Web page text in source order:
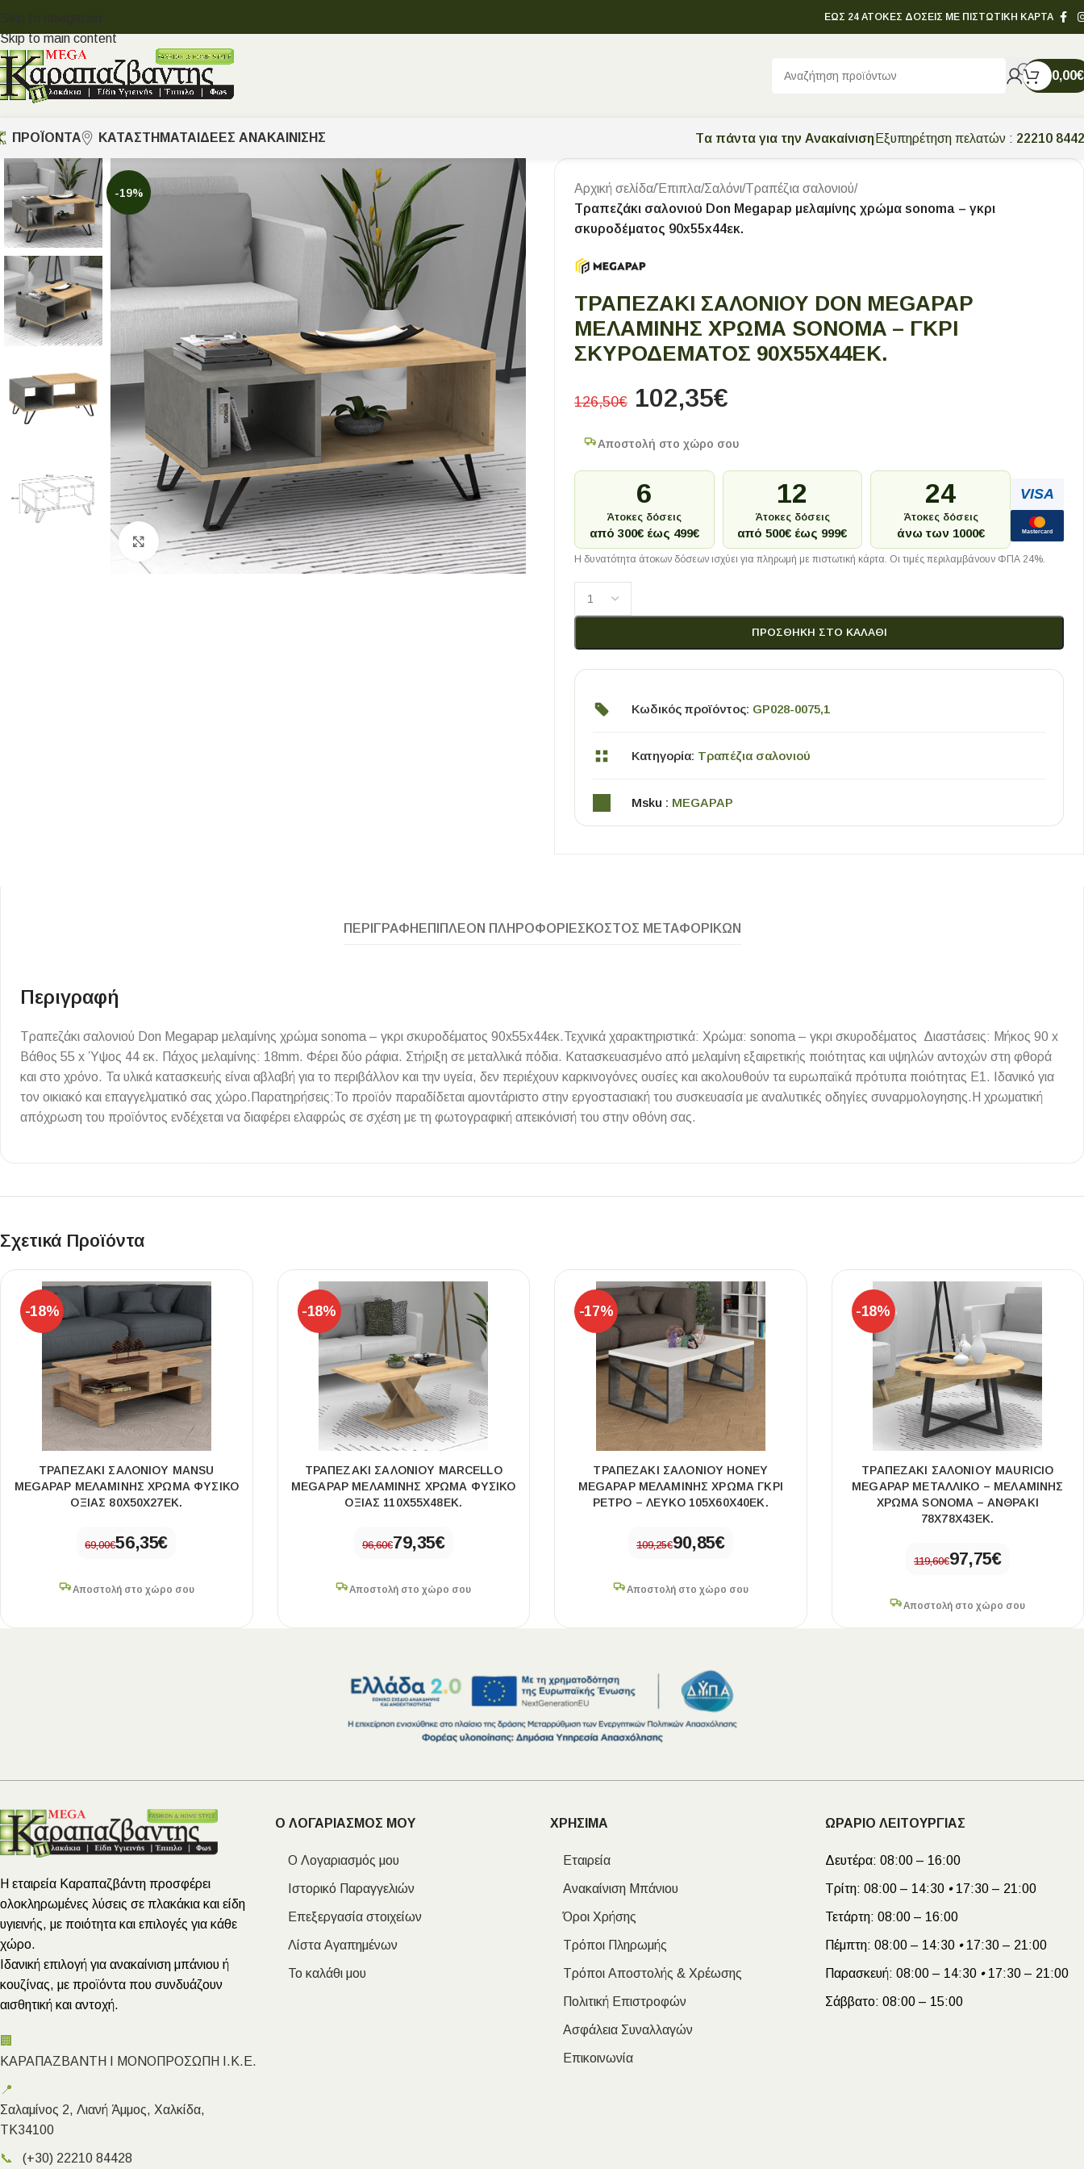
Skip to navigation
Skip to main content
ΕΩΣ 24 ΑΤΟΚΕΣ ΔΟΣΕΙΣ ΜΕ ΠΙΣΤΩΤΙΚΗ ΚΑΡΤΑ
0,00€
ΠΡΟΪΟΝΤΑ
Εξωτερικού Χώρου
Τοίχου - Δαπέδου Μπάνιου
Πισίνας
Επένδυσης Τοίχου
Ψηφίδες
Οδηγός Αγοράς Πλακιδίων
ΠΟΙΟΤΗΤΑ
ΚΑΤΑΣΤΗΜΑΤΑ ΙΔΈΕΣ ΑΝΑΚΑΊΝΙΣΗΣ Tα πάντα για την Ανακαίνιση Εξυπηρέτηση πελατών : 22210
-19%
Κλικ για μεγέθυνση
Αρχική σελίδα/Έπιπλα/Σαλόνι/Τραπέζια σαλονιού/
Τραπεζάκι σαλονιού Don Megapap μελαμίνης χρώμα sonoma – γκρι
σκυροδέματος 90x55x44εκ.
ΤΡΑΠΕΖΆΚΙ ΣΑΛΟΝΙΟΎ DON MEGAPAP
ΜΕΛΑΜΊΝΗΣ ΧΡΏΜΑ SONOMA – ΓΚΡΙ
ΣΚΥΡΟΔΈΜΑΤΟΣ 90X55X44ΕΚ.
126,50€ 102,35€
Αποστολή στο χώρο σου
6
Άτοκες δόσεις
από 300€ έως 499€
12
Άτοκες δόσεις
από 500€ έως 999€
24
Άτοκες δόσεις
άνω των 1000€
VISA
Mastercard
Η δυνατότητα άτοκων δόσεων ισχύει για πληρωμή με πιστωτική κάρτα. Οι τιμές περιλαμβάνουν ΦΠΑ 24%.
ΠΡΟΣΘΉΚΗ ΣΤΟ ΚΑΛΆΘΙ
Κωδικός προϊόντος: GP028-0075,1
Κατηγορία: Τραπέζια σαλονιού
Msku : MEGAPAP
ΠΕΡΙΓΡΑΦΉ ΕΠΙΠΛΈΟΝ ΠΛΗΡΟΦΟΡΊΕΣ ΚΌΣΤΟΣ ΜΕΤΑΦΟΡΙΚΏΝ
Περιγραφή
Τραπεζάκι σαλονιού Don Megapap μελαμίνης χρώμα sonoma – γκρι σκυροδέματος 90x55x44εκ.Τεχνικά χαρακτηριστικά: Χρώμα: sonoma – γκρι σκυροδέματος Διαστάσεις: Μήκος 90 x
Βάθος 55 x Ύψος 44 εκ. Πάχος μελαμίνης: 18mm. Φέρει δύο ράφια. Στήριξη σε μεταλλικά πόδια. Κατασκευασμένο από μελαμίνη εξαιρετικής ποιότητας και υψηλών αντοχών στη φθορά
και στο χρόνο. Τα υλικά κατασκευής είναι αβλαβή για το περιβάλλον και την υγεία, δεν περιέχουν καρκινογόνες ουσίες και ακολουθούν τα ευρωπαϊκά πρότυπα ποιότητας Ε1. Ιδανικό για
τον οικιακό και επαγγελματικό σας χώρο.Παρατηρήσεις:Το προϊόν παραδίδεται αμοντάριστο στην εργοστασιακή του συσκευασία με αναλυτικές οδηγίες συναρμολογησης.Η χρωματική
απόχρωση του προϊόντος ενδέχεται να διαφέρει ελαφρώς σε σχέση με τη φωτογραφική απεικόνισή του στην οθόνη σας.
Σχετικά Προϊόντα
-18%
ΤΡΑΠΕΖΆΚΙ ΣΑΛΟΝΙΟΎ MANSU
MEGAPAP ΜΕΛΑΜΊΝΗΣ ΧΡΏΜΑ ΦΥΣΙΚΌ
ΟΞΙΆΣ 80X50X27ΕΚ.
69,00€56,35€
Αποστολή στο χώρο σου
-18%
ΤΡΑΠΕΖΆΚΙ ΣΑΛΟΝΙΟΎ MARCELLO
MEGAPAP ΜΕΛΑΜΊΝΗΣ ΧΡΏΜΑ ΦΥΣΙΚΌ
ΟΞΙΆΣ 110X55X48ΕΚ.
96,60€79,35€
Αποστολή στο χώρο σου
-17%
ΤΡΑΠΕΖΆΚΙ ΣΑΛΟΝΙΟΎ HONEY
MEGAPAP ΜΕΛΑΜΊΝΗΣ ΧΡΏΜΑ ΓΚΡΙ
ΡΕΤΡΌ – ΛΕΥΚΌ 105X60X40ΕΚ.
109,25€90,85€
Αποστολή στο χώρο σου
-18%
ΤΡΑΠΕΖΆΚΙ ΣΑΛΟΝΙΟΎ MAURICIO
MEGAPAP ΜΕΤΑΛΛΙΚΌ – ΜΕΛΑΜΊΝΗΣ
ΧΡΏΜΑ SONOMA – ΑΝΘΡΑΚΊ
78X78X43ΕΚ.
119,60€97,75€
Αποστολή στο χώρο σου
Η εταιρεία Καραπαζβάντη προσφέρει
ολοκληρωμένες λύσεις σε πλακάκια και είδη
υγιεινής, με ποιότητα και επιλογές για κάθε
χώρο.
Ιδανική επιλογή για ανακαίνιση μπάνιου ή
κουζίνας, με προϊόντα που συνδυάζουν
αισθητική και αντοχή.
🏢
ΚΑΡΑΠΑΖΒΑΝΤΗ Ι ΜΟΝΟΠΡΟΣΩΠΗ Ι.Κ.Ε.
📍
Σαλαμίνος 2, Λιανή Άμμος, Χαλκίδα,
ΤΚ34100
📞 (+30) 22210 84428
Ο ΛΟΓΑΡΙΑΣΜΟΣ ΜΟΥ
Ο Λογαριασμός μου
Ιστορικό Παραγγελιών
Επεξεργασία στοιχείων
Λίστα Αγαπημένων
Το καλάθι μου
ΧΡΗΣΙΜΑ
Εταιρεία
Ανακαίνιση Μπάνιου
Όροι Χρήσης
Τρόποι Πληρωμής
Τρόποι Αποστολής & Χρέωσης
Πολιτική Επιστροφών
Ασφάλεια Συναλλαγών
Επικοινωνία
ΩΡΑΡΙΟ ΛΕΙΤΟΥΡΓΙΑΣ
Δευτέρα: 08:00 – 16:00
Τρίτη: 08:00 – 14:30 •17:30 – 21:00
Τετάρτη: 08:00 – 16:00
Πέμπτη: 08:00 – 14:30 •17:30 – 21:00
Παρασκευή: 08:00 – 14:30 •17:30 – 21:00
Σάββατο: 08:00 – 15:00